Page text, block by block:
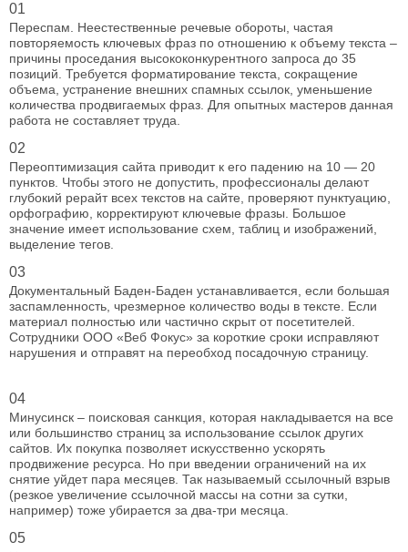
01
Переспам. Неестественные речевые обороты, частая
повторяемость ключевых фраз по отношению к объему текста –
причины проседания высококонкурентного запроса до 35
позиций. Требуется форматирование текста, сокращение
объема, устранение внешних спамных ссылок, уменьшение
количества продвигаемых фраз. Для опытных мастеров данная
работа не составляет труда.
02
Переоптимизация сайта приводит к его падению на 10 — 20
пунктов. Чтобы этого не допустить, профессионалы делают
глубокий рерайт всех текстов на сайте, проверяют пунктуацию,
орфографию, корректируют ключевые фразы. Большое
значение имеет использование схем, таблиц и изображений,
выделение тегов.
03
Документальный Баден-Баден устанавливается, если большая
заспамленность, чрезмерное количество воды в тексте. Если
материал полностью или частично скрыт от посетителей.
Сотрудники ООО «Веб Фокус» за короткие сроки исправляют
нарушения и отправят на переобход посадочную страницу.
04
Минусинск – поисковая санкция, которая накладывается на все
или большинство страниц за использование ссылок других
сайтов. Их покупка позволяет искусственно ускорять
продвижение ресурса. Но при введении ограничений на их
снятие уйдет пара месяцев. Так называемый ссылочный взрыв
(резкое увеличение ссылочной массы на сотни за сутки,
например) тоже убирается за два-три месяца.
05